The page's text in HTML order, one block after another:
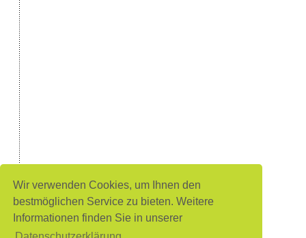
Wir verwenden Cookies, um Ihnen den
bestmöglichen Service zu bieten. Weitere
Informationen finden Sie in unserer